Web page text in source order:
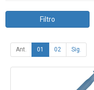
Filtro
Ant. 01 02 Sig.